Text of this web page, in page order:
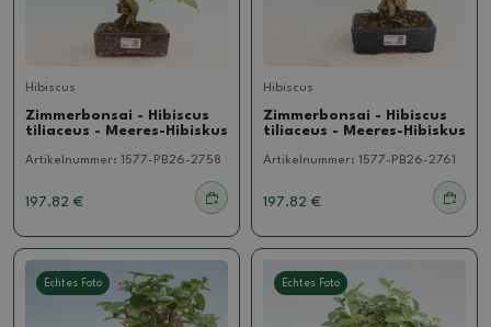
Hibiscus
Zimmerbonsai - Hibiscus
tiliaceus - Meeres-Hibiskus
Artikelnummer: 1577-PB26-2758
197.82 €
Hibiscus
Zimmerbonsai - Hibiscus
tiliaceus - Meeres-Hibiskus
Artikelnummer: 1577-PB26-2761
197.82 €
Echtes Foto Echtes Foto